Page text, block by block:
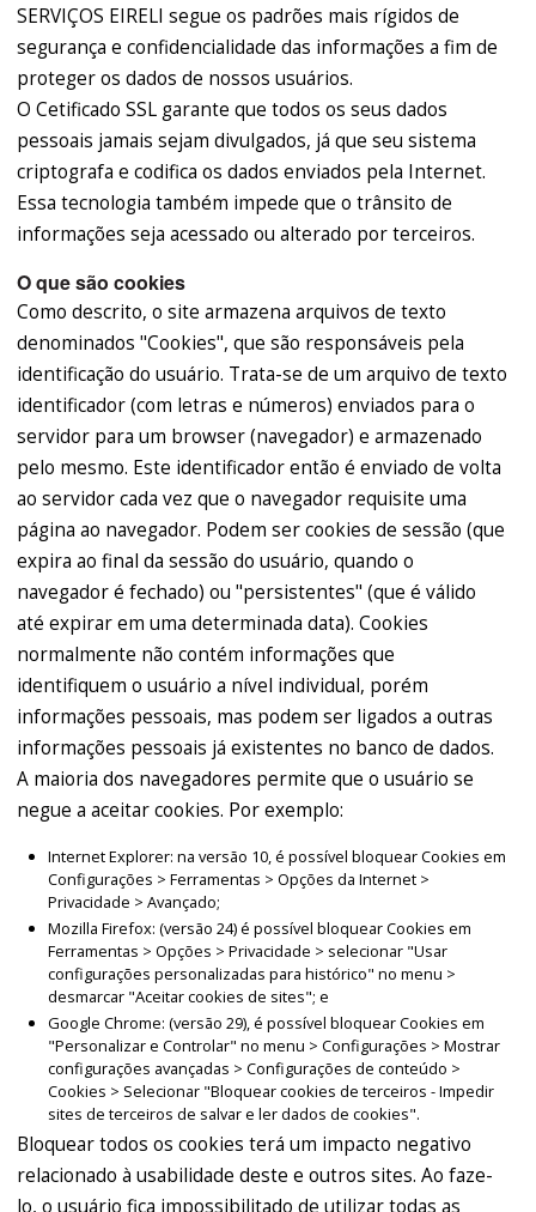
SERVIÇOS EIRELI segue os padrões mais rígidos de
segurança e confidencialidade das informações a fim de
proteger os dados de nossos usuários.
O Cetificado SSL garante que todos os seus dados
pessoais jamais sejam divulgados, já que seu sistema
criptografa e codifica os dados enviados pela Internet.
Essa tecnologia também impede que o trânsito de
informações seja acessado ou alterado por terceiros.
O que são cookies
Como descrito, o site armazena arquivos de texto
denominados "Cookies", que são responsáveis pela
identificação do usuário. Trata-se de um arquivo de texto
identificador (com letras e números) enviados para o
servidor para um browser (navegador) e armazenado
pelo mesmo. Este identificador então é enviado de volta
ao servidor cada vez que o navegador requisite uma
página ao navegador. Podem ser cookies de sessão (que
expira ao final da sessão do usuário, quando o
navegador é fechado) ou "persistentes" (que é válido
até expirar em uma determinada data). Cookies
normalmente não contém informações que
identifiquem o usuário a nível individual, porém
informações pessoais, mas podem ser ligados a outras
informações pessoais já existentes no banco de dados.
A maioria dos navegadores permite que o usuário se
negue a aceitar cookies. Por exemplo:
Internet Explorer: na versão 10, é possível bloquear Cookies em
Configurações > Ferramentas > Opções da Internet >
Privacidade > Avançado;
Mozilla Firefox: (versão 24) é possível bloquear Cookies em
Ferramentas > Opções > Privacidade > selecionar "Usar
configurações personalizadas para histórico" no menu >
desmarcar "Aceitar cookies de sites"; e
Google Chrome: (versão 29), é possível bloquear Cookies em
"Personalizar e Controlar" no menu > Configurações > Mostrar
configurações avançadas > Configurações de conteúdo >
Cookies > Selecionar "Bloquear cookies de terceiros - Impedir
sites de terceiros de salvar e ler dados de cookies".
Bloquear todos os cookies terá um impacto negativo
relacionado à usabilidade deste e outros sites. Ao faze-